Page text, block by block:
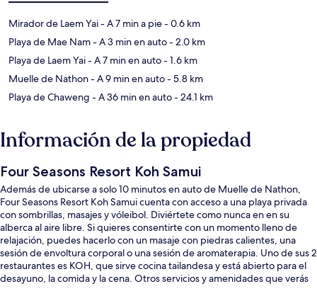
Mirador de Laem Yai- A 7 min a pie- 0.6 km
Playa de Mae Nam- A 3 min en auto- 2.0 km
Playa de Laem Yai- A 7 min en auto- 1.6 km
Muelle de Nathon- A 9 min en auto- 5.8 km
Playa de Chaweng - A 36 min en auto- 24.1 km
Información de la propiedad
Four Seasons Resort Koh Samui
Además de ubicarse a solo 10 minutos en auto de Muelle de Nathon,
Four Seasons Resort Koh Samui cuenta con acceso a una playa privada
con sombrillas, masajes y vóleibol. Diviértete como nunca en en su
alberca al aire libre. Si quieres consentirte con un momento lleno de
relajación, puedes hacerlo con un masaje con piedras calientes, una
sesión de envoltura corporal o una sesión de aromaterapia. Uno de sus 2
restaurantes es KOH, que sirve cocina tailandesa y está abierto para el
desayuno, la comida y la cena. Otros servicios y amenidades que verás